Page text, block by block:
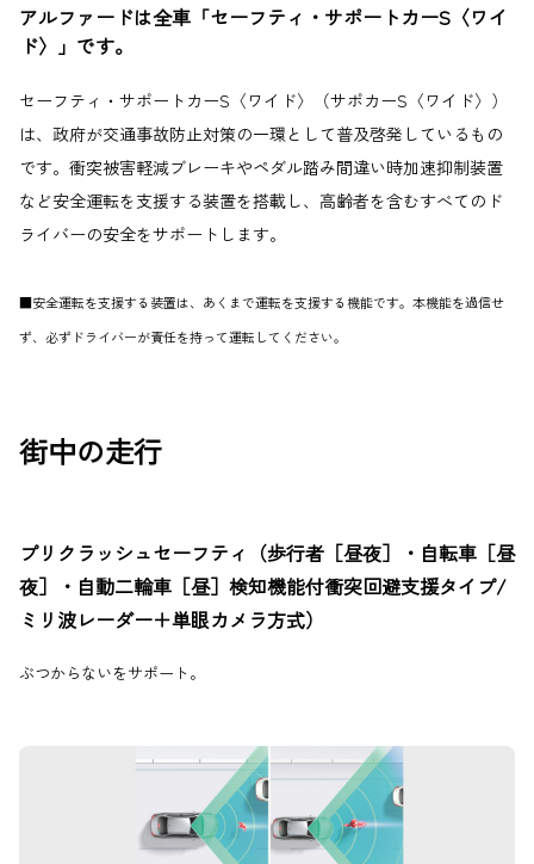
アルファードは全車「セーフティ・サポートカーS〈ワイ
ド〉」です。
セーフティ・サポートカーS〈ワイド〉（サポカーS〈ワイド〉）
は、政府が交通事故防止対策の一環として普及啓発しているもの
です。衝突被害軽減ブレーキやペダル踏み間違い時加速抑制装置
など安全運転を支援する装置を搭載し、高齢者を含むすべてのド
ライバーの安全をサポートします。
■安全運転を支援する装置は、あくまで運転を支援する機能です。本機能を過信せ
ず、必ずドライバーが責任を持って運転してください。
街中の走行
プリクラッシュセーフティ（歩行者［昼夜］・自転車［昼
夜］・自動二輪車［昼］検知機能付衝突回避支援タイプ/
ミリ波レーダー＋単眼カメラ方式）
ぶつからないをサポート。